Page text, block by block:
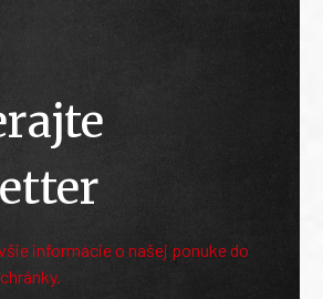
informácie o našej ponuke do